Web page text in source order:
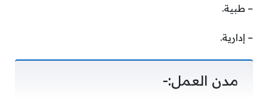
– طبية.
– إدارية.
مدن العمل:-